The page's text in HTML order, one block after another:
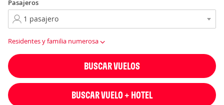
Pasajeros
Residentes y familia numerosa
BUSCAR VUELOS
BUSCAR VUELO + HOTEL